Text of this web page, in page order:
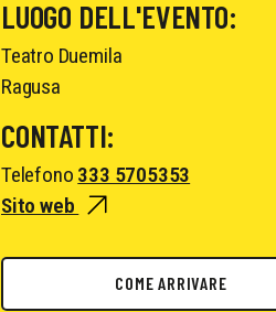
LUOGO DELL'EVENTO:
Teatro Duemila
Ragusa
CONTATTI:
Telefono 333 5705353
Sito web
COME ARRIVARE